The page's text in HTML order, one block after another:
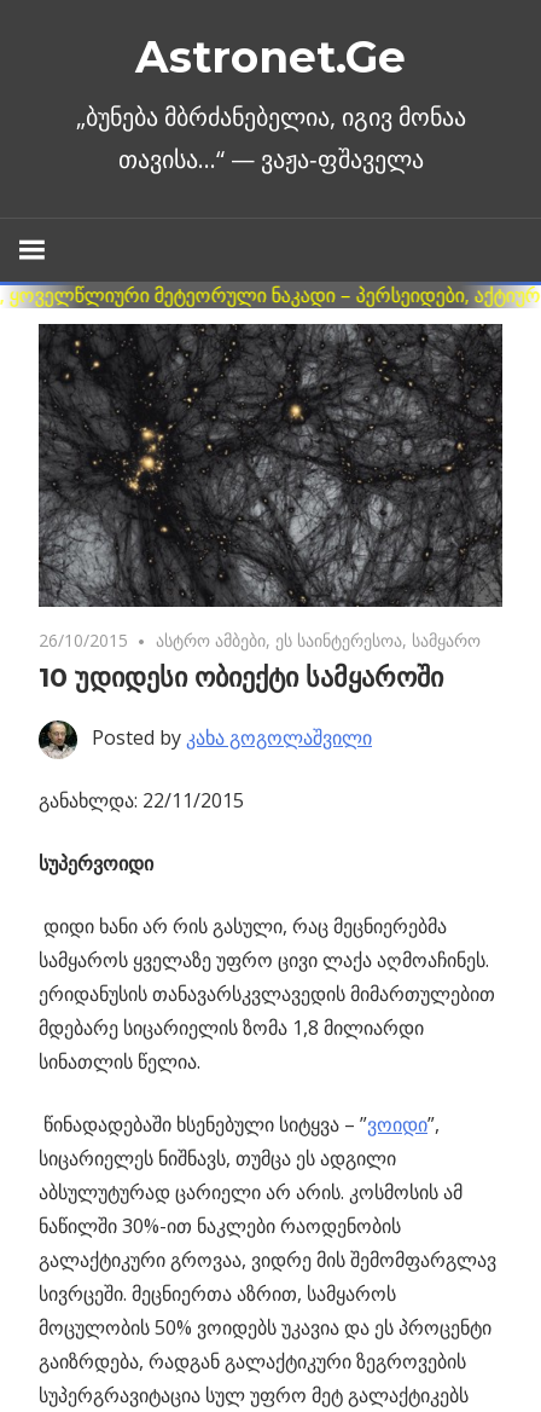
Astronet.Ge
26/10/2015 No comments
ასტრო ამბები, ეს საინტერესოა, სამყარო
10 უდიდესი ობიექტი სამყაროში
Posted by კახა გოგოლაშვილი
განახლდა: 22/11/2015
სუპერვოიდი
დიდი ხანი არ რის გასული, რაც მეცნიერებმა
სამყაროს ყველაზე უფრო ცივი ლაქა აღმოაჩინეს.
ერიდანუსის თანავარსკვლავედის მიმართულებით
მდებარე სიცარიელის ზომა 1,8 მილიარდი
სინათლის წელია.
წინადადებაში ხსენებული სიტყვა – ”ვოიდი”,
სიცარიელეს ნიშნავს, თუმცა ეს ადგილი
აბსულუტურად ცარიელი არ არის. კოსმოსის ამ
ნაწილში 30%-ით ნაკლები რაოდენობის
გალაქტიკური გროვაა, ვიდრე მის შემომფარგლავ
სივრცეში. მეცნიერთა აზრით, სამყაროს
მოცულობის 50% ვოიდებს უკავია და ეს პროცენტი
გაიზრდება, რადგან გალაქტიკური ზეგროვების
სუპერგრავიტაცია სულ უფრო მეტ გალაქტიკებს